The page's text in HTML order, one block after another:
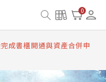
0
常見問題
成書櫃開通與資產合併申
重要說明及資產合併結果
資產合併與書櫃開通申請